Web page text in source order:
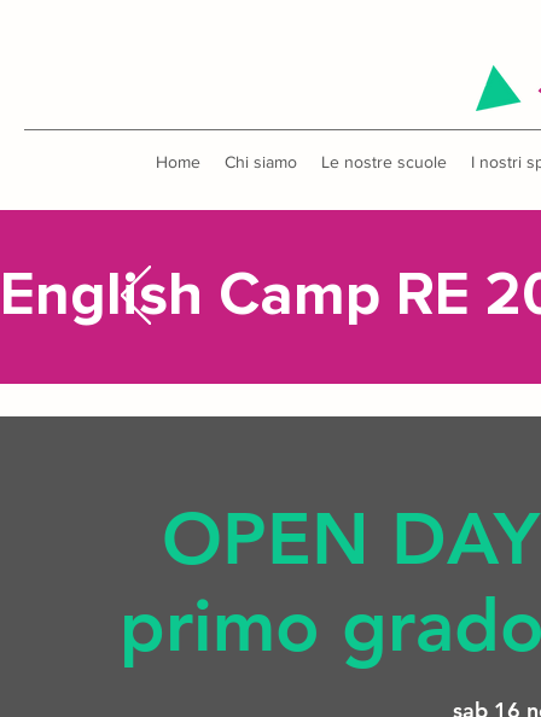
Home Chi siamo Le nostre scuole I nostri
English Camp RE
OPEN
primo
sab 16